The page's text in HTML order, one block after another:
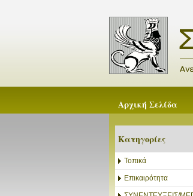
Αρχική Σελίδα
Κατηγορίες
Τοπικά
Επικαιρότητα